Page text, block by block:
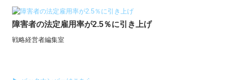
障害者の法定雇用率が2.5％に引き上げ
戦略経営者編集室